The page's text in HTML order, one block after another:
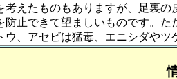
考えたものもありますが、足裏
防止できて望ましいものです。
ウ、アセビは猛毒、エニシダや